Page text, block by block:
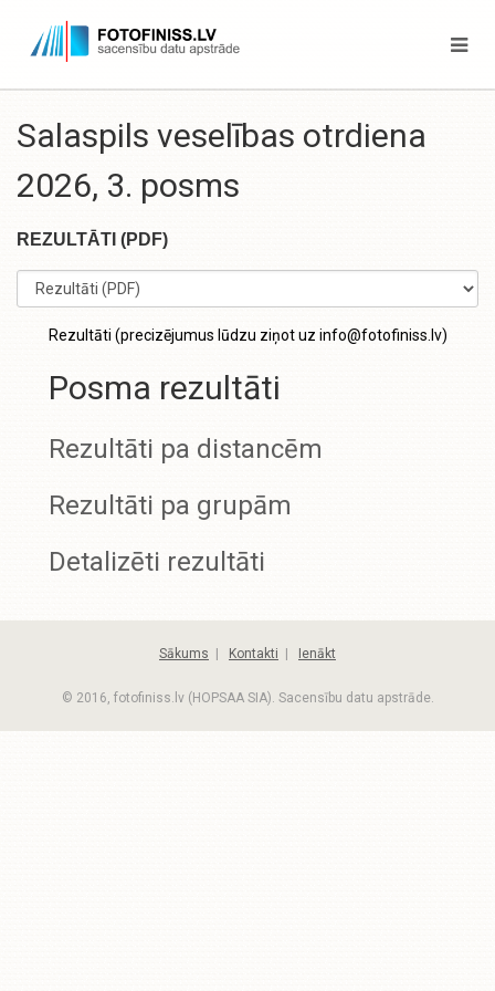
Salaspils veselības otrdiena
2026, 3. posms
REZULTĀTI (PDF)
Rezultāti (precizējumus lūdzu ziņot uz info@fotofiniss.lv)
Posma rezultāti
Rezultāti pa distancēm
Rezultāti pa grupām
Detalizēti rezultāti
Sākums Kontakti Ienākt
© 2016, fotofiniss.lv (HOPSAA SIA). Sacensību datu apstrāde.